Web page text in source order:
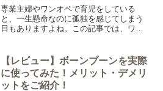
専業主婦やワンオペで育児をしている
と、一生懸命なのに孤独を感じてしまう
日もありますよね。この記事では、ワン
り戻すヒントになればうれしいです。
【レビュー】ボーンブーンを実際
に使ってみた！メリット・デメリ
ットをご紹介！